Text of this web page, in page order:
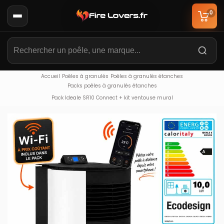
0
Accueil Poêles à granulés Poêles à granulés étanches
Packs poêles à granulés étanches
Pack Ideale SR10 Connect + kit ventouse mural